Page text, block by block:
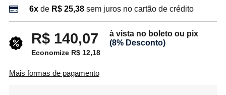
6xde R$ 25,38 sem juros no cartão de crédito
R$ 140,07
à vista no boleto ou pix
(8% Desconto)
Economize R$ 12,18
Mais formas de pagamento